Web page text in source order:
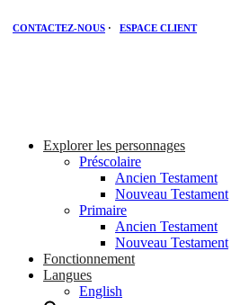
CONTACTEZ-NOUS · ESPACE CLIENT
Explorer les personnages
Préscolaire
Ancien Testament
Nouveau Testament
Primaire
Ancien Testament
Nouveau Testament
Fonctionnement
Langues
English